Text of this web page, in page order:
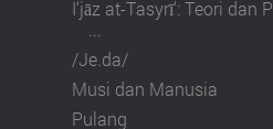
I‘jāz at-Tasyrī‘: Teori
/Je.da/
Musi dan Manusia
Pulang